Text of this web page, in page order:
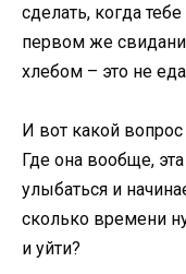
сделать, когда
первом же
хлебом – это не
И вот какой вопрос
Где она вообще,
улыбаться и
сколько времени
и уйти?